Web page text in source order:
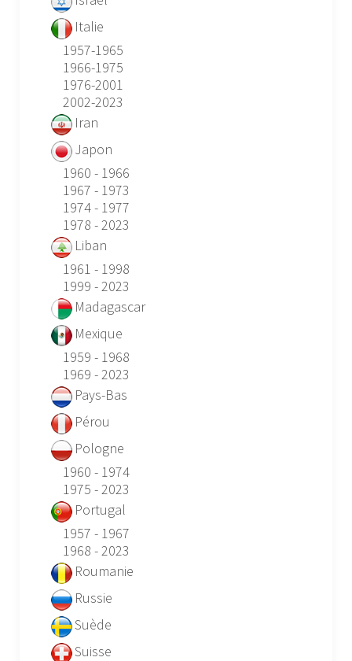
Italie
1957-1965
1966-1975
1976-2001
2002-2023
Iran
Japon
1960 - 1966
1967 - 1973
1974 - 1977
1978 - 2023
Liban
1961 - 1998
1999 - 2023
Madagascar
Mexique
1959 - 1968
1969 - 2023
Pays-Bas
Pérou
Pologne
1960 - 1974
1975 - 2023
Portugal
1957 - 1967
1968 - 2023
Roumanie
Russie
Suède
Suisse